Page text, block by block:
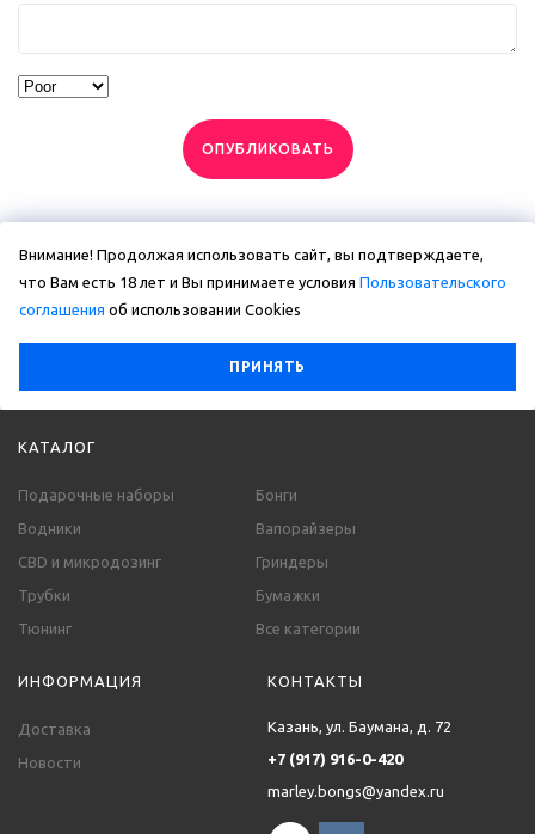
ОПУБЛИКОВАТЬ
Внимание! Продолжая использовать сайт, вы подтверждаете,
что Вам есть 18 лет и Вы принимаете условия Пользовательского
соглашения об использовании Сookies
ПРИНЯТЬ
КАТАЛОГ
Подарочные наборы
Бонги
Водники
Вапорайзеры
CBD и микродозинг
Гриндеры
Трубки
Бумажки
Тюнинг
Все категории
ИНФОРМАЦИЯ
Доставка
Новости
КОНТАКТЫ
Казань, ул. Баумана, д. 72
+7 (917) 916-0-420
marley.bongs@yandex.ru